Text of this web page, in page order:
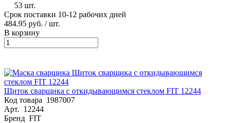
53 шт.
Срок поставки 10-12 рабочих дней
484.95 руб. / шт.
В корзину
Щиток сварщика с откидывающимся стеклом FIT 12244
Код товара 1987007
Арт. 12244
Бренд FIT